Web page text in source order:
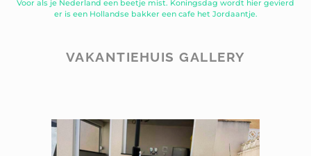
Voor als je Nederland een beetje mist. Koningsdag wordt hier gevierd
er is een Hollandse bakker een cafe het Jordaantje.
VAKANTIEHUIS GALLERY